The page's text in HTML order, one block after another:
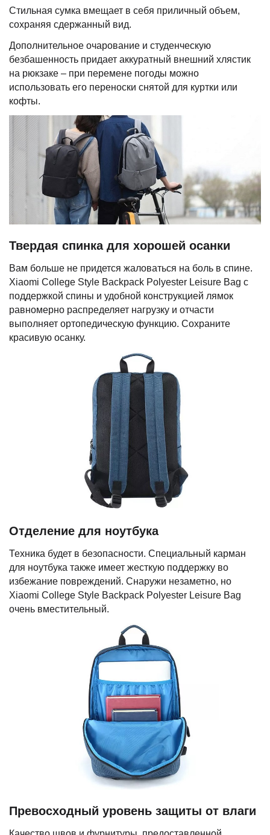
Стильная сумка вмещает в себя приличный объем,
сохраняя сдержанный вид.
Дополнительное очарование и студенческую
безбашенность придает аккуратный внешний хлястик
на рюкзаке – при перемене погоды можно
использовать его переноски снятой для куртки или
кофты.
Твердая спинка для хорошей осанки
Вам больше не придется жаловаться на боль в спине.
Xiaomi College Style Backpack Polyester Leisure Bag с
поддержкой спины и удобной конструкцией лямок
равномерно распределяет нагрузку и отчасти
выполняет ортопедическую функцию. Сохраните
красивую осанку.
Отделение для ноутбука
Техника будет в безопасности. Специальный карман
для ноутбука также имеет жесткую поддержку во
избежание повреждений. Снаружи незаметно, но
Xiaomi College Style Backpack Polyester Leisure Bag
очень вместительный.
Превосходный уровень защиты от влаги